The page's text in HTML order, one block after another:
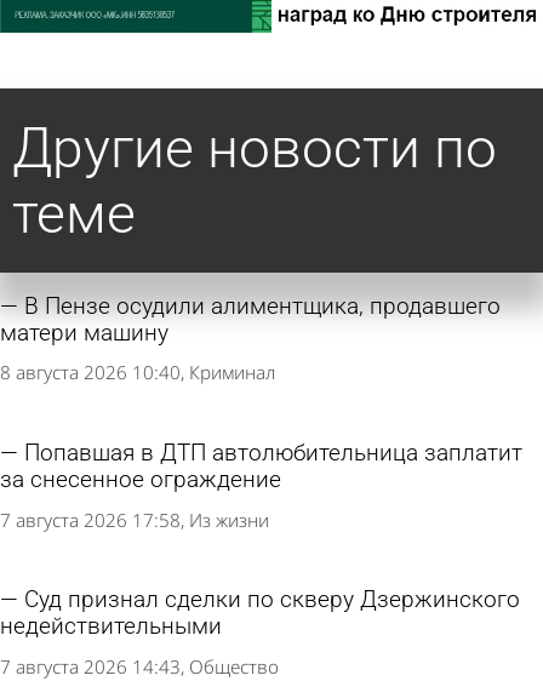
Другие новости по
теме
В Пензе осудили алиментщика, продавшего
матери машину
8 августа 2026 10:40 Криминал
Попавшая в ДТП автолюбительница заплатит
за снесенное ограждение
7 августа 2026 17:58 Из жизни
Суд признал сделки по скверу Дзержинского
недействительными
7 августа 2026 14:43 Общество